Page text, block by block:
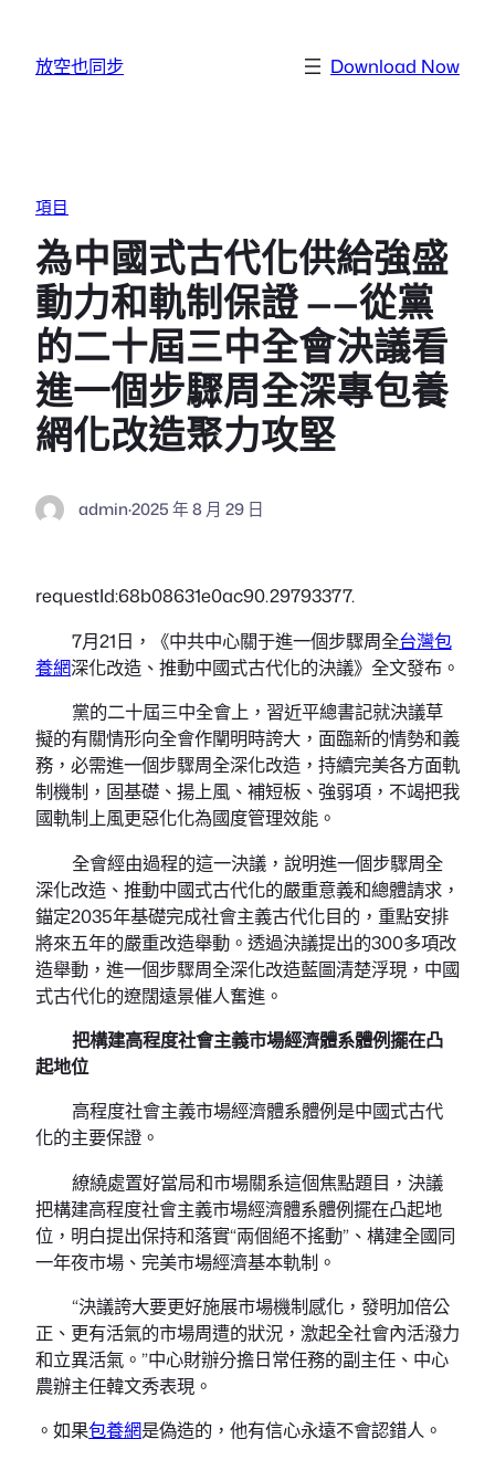
放空也同步 Download Now
項目
為中國式古代化供給強盛
動力和軌制保證 ——從黨
的二十屆三中全會決議看
進一個步驟周全深專包養
網化改造聚力攻堅
admin·2025 年 8 月 29 日
requestId:68b08631e0ac90.29793377.
7月21日，《中共中心關于進一個步驟周全台灣包
養網深化改造、推動中國式古代化的決議》全文發布。
黨的二十屆三中全會上，習近平總書記就決議草
擬的有關情形向全會作闡明時誇大，面臨新的情勢和義
務，必需進一個步驟周全深化改造，持續完美各方面軌
制機制，固基礎、揚上風、補短板、強弱項，不竭把我
國軌制上風更惡化化為國度管理效能。
全會經由過程的這一決議，說明進一個步驟周全
深化改造、推動中國式古代化的嚴重意義和總體請求，
錨定2035年基礎完成社會主義古代化目的，重點安排
將來五年的嚴重改造舉動。透過決議提出的300多項改
造舉動，進一個步驟周全深化改造藍圖清楚浮現，中國
式古代化的遼闊遠景催人奮進。
把構建高程度社會主義市場經濟體系體例擺在凸
起地位
高程度社會主義市場經濟體系體例是中國式古代
化的主要保證。
繚繞處置好當局和市場關系這個焦點題目，決議
把構建高程度社會主義市場經濟體系體例擺在凸起地
位，明白提出保持和落實“兩個絕不搖動”、構建全國同
一年夜市場、完美市場經濟基本軌制。
“決議誇大要更好施展市場機制感化，發明加倍公
正、更有活氣的市場周遭的狀況，激起全社會內活潑力
和立異活氣。”中心財辦分擔日常任務的副主任、中心
農辦主任韓文秀表現。
。如果包養網是偽造的，他有信心永遠不會認錯人。